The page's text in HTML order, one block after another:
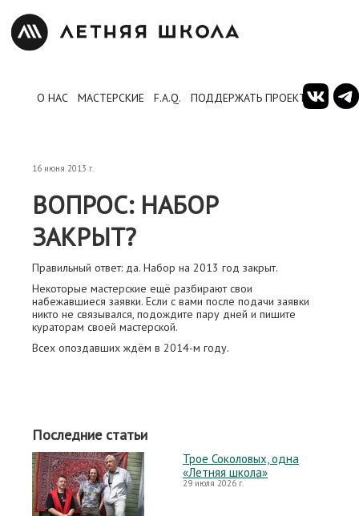
О НАС МАСТЕРСКИЕ F.A.Q. ПОДДЕРЖАТЬ ПРОЕКТ
16 июня 2013 г.
ВОПРОС: НАБОР
ЗАКРЫТ?
Правильный ответ: да. Набор на 2013 год закрыт.
Некоторые мастерские ещё разбирают свои
набежавшиеся заявки. Если с вами после подачи заявки
никто не связывался, подождите пару дней и пишите
кураторам своей мастерской.
Всех опоздавших ждём в 2014-м году.
Последние статьи
Трое Соколовых, одна
«Летняя школа»
29 июля 2026 г.